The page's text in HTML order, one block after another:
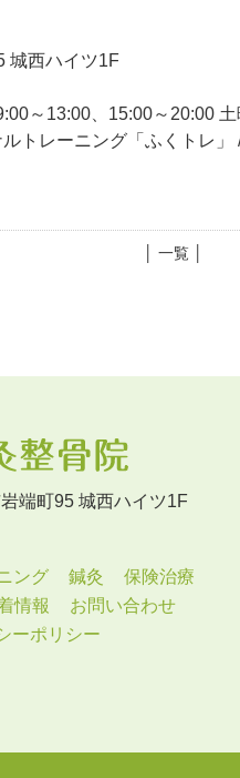
城西ハイツ1F
～13:00、15:00～20:00
トレーニング「ふくトレ」
│ 一覧 │
端町95 城西ハイツ1F
ング 鍼灸
保険治療
情報
お問い合わせ
ーポリシー